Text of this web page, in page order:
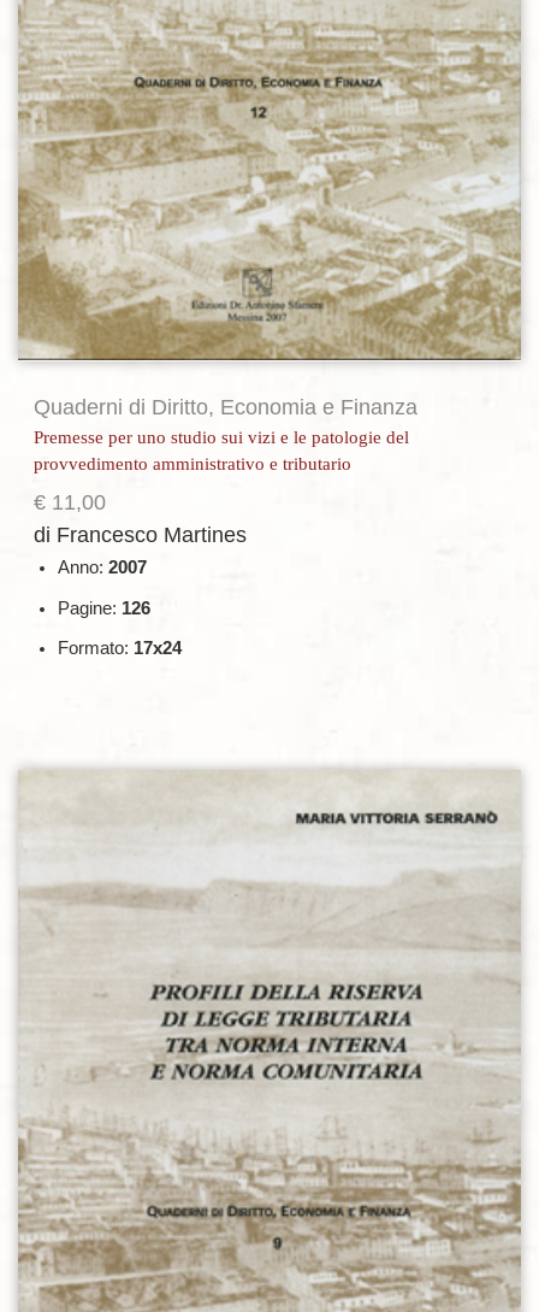
Quaderni di Diritto, Economia e Finanza
Premesse per uno studio sui vizi e le patologie del
provvedimento amministrativo e tributario
€ 11,00
di Francesco Martines
Anno: 2007
Pagine: 126
Formato: 17x24